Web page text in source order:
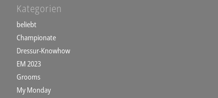
Kategorien
beliebt
Championate
Dressur-Knowhow
EM 2023
Grooms
My Monday